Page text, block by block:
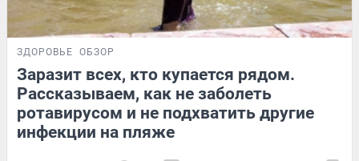
ЗДОРОВЬЕ ОБЗОР
Заразит всех, кто купается рядом.
Рассказываем, как не заболеть
ротавирусом и не подхватить другие
инфекции на пляже